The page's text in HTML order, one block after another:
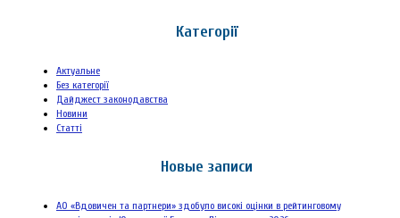
Категорії
Актуальне
Без категорії
Дайджест законодавства
Новини
Статті
Новые записи
АО «Вдовичен та партнери» здобуло високі оцінки в рейтинговому